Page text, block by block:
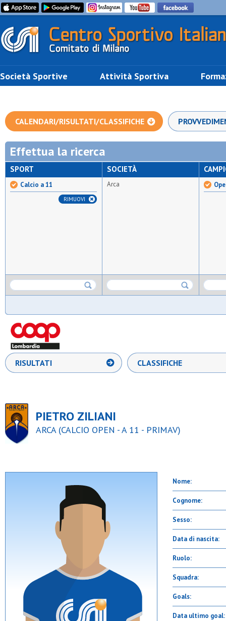
Società Sportive Attività Sportiva
CALENDARI/RISULTATI/CLASSIFICHE
Effettua la ricerca
SPORT
Calcio a 11
RIMUOVI
SOCIETÀ
Arca
RISULTATI CLASSIFICHE
PIETRO ZILIANI
ARCA (CALCIO OPEN - A 11 - PRIMAV)
Nome:
Cognome:
Sesso:
Data di nascita:
Ruolo:
Squadra:
Goals:
Data ultimo goal: